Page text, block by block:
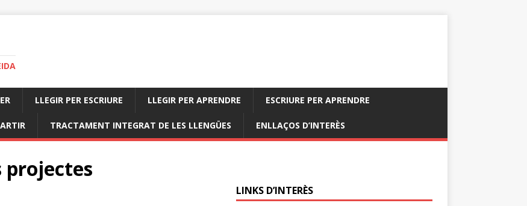
LLEGIR PER ESCRIURE LLEGIR PER APRENDRE ESCRIURE PER APRENDRE
TRACTAMENT INTEGRAT DE LES LLENGÜES ENLLAÇOS D’INTERÈS
projectes
LINKS D’INTERÈS